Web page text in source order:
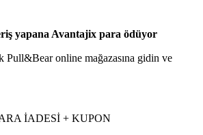
yapana Avantajix para ödüyor
Pull&Bear online mağazasına gidin ve
İADESİ + KUPON